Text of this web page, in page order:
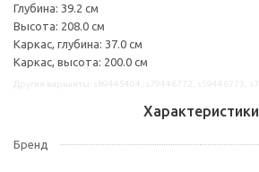
Глубина: 39.2 см
Высота: 208.0 см
Каркас, глубина: 37.0 см
Каркас, высота: 200.0 см
Характеристики
Бренд